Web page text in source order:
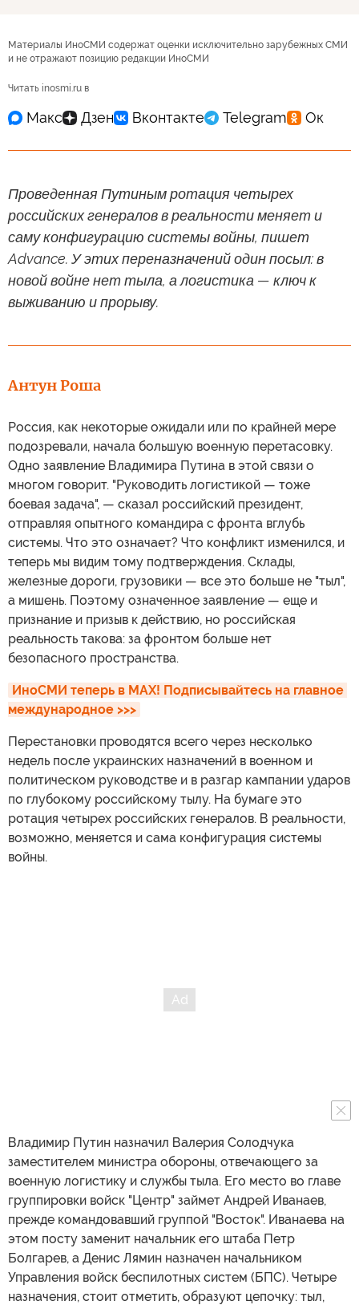
Материалы ИноСМИ содержат оценки исключительно зарубежных СМИ
и не отражают позицию редакции ИноСМИ
Читать inosmi.ru в
Проведенная Путиным ротация четырех
российских генералов в реальности меняет и
саму конфигурацию системы войны, пишет
Advance. У этих переназначений один посыл: в
новой войне нет тыла, а логистика — ключ к
выживанию и прорыву.
Антун Роша
Россия, как некоторые ожидали или по крайней мере
подозревали, начала большую военную перетасовку.
Одно заявление Владимира Путина в этой связи о
многом говорит. "Руководить логистикой — тоже
боевая задача", — сказал российский президент,
отправляя опытного командира с фронта вглубь
системы. Что это означает? Что конфликт изменился, и
теперь мы видим тому подтверждения. Склады,
железные дороги, грузовики — все это больше не "тыл",
а мишень. Поэтому означенное заявление — еще и
признание и призыв к действию, но российская
реальность такова: за фронтом больше нет
безопасного пространства.
ИноСМИ теперь в MAX! Подписывайтесь на главное
международное >>>
Перестановки проводятся всего через несколько
недель после украинских назначений в военном и
политическом руководстве и в разгар кампании ударов
по глубокому российскому тылу. На бумаге это
ротация четырех российских генералов. В реальности,
возможно, меняется и сама конфигурация системы
войны.
Владимир Путин назначил Валерия Солодчука
заместителем министра обороны, отвечающего за
военную логистику и службы тыла. Его место во главе
группировки войск "Центр" займет Андрей Иванаев,
прежде командовавший группой "Восток". Иванаева на
этом посту заменит начальник его штаба Петр
Болгарев, а Денис Лямин назначен начальником
Управления войск беспилотных систем (БПС). Четыре
назначения, стоит отметить, образуют цепочку: тыл,